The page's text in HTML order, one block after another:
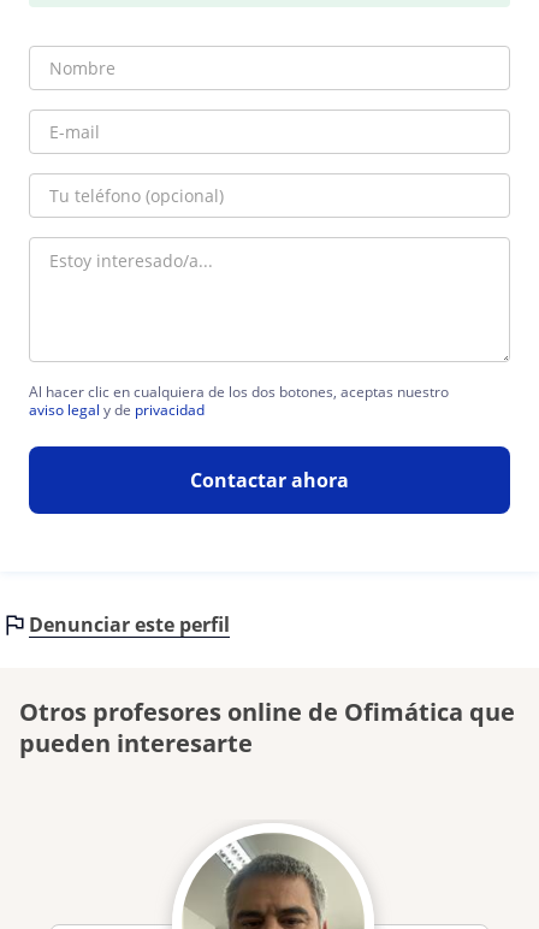
Al hacer clic en cualquiera de los dos botones, aceptas nuestro
aviso legal y de privacidad
Contactar ahora
Denunciar este perfil
Otros profesores online de Ofimática que
pueden interesarte